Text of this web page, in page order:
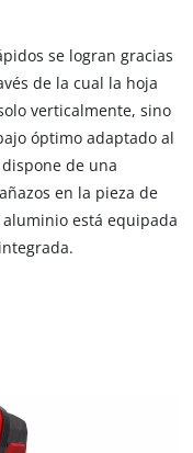
se logran gracias
de la cual la hoja
verticalmente, sino
óptimo adaptado al
de una
en la pieza de
está equipada